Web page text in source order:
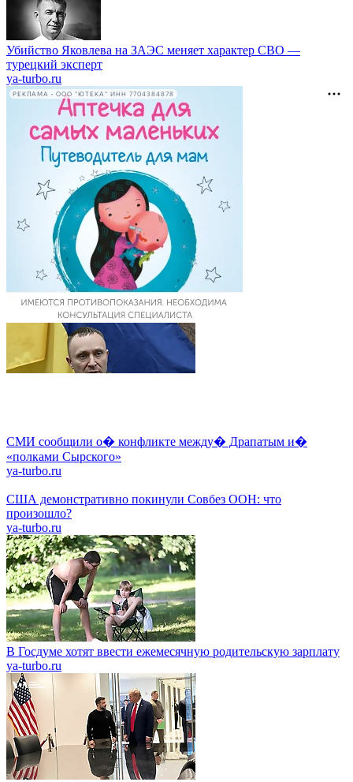
Убийство Яковлева на ЗАЭС меняет характер СВО —
турецкий эксперт
ya-turbo.ru
РЕКЛАМА • ООО "ЮТЕКА" ИНН 7704384878
СМИ сообщили о� конфликте между� Драпатым и�
«полками Сырского»
ya-turbo.ru
США демонстративно покинули Совбез ООН: что
произошло?
ya-turbo.ru
В Госдуме хотят ввести ежемесячную родительскую зарплату
ya-turbo.ru